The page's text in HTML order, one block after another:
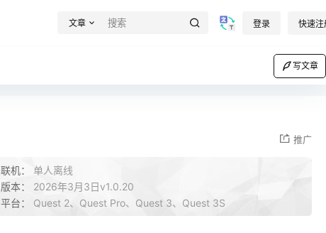
文章 登录 快速注
写文章
推广
联机： 单人离线
版本： 2026年3月3日v1.0.20
平台： Quest 2、Quest Pro、Quest 3、Quest 3S